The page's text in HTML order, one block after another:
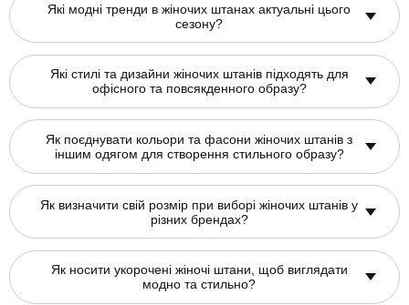
Які модні тренди в жіночих штанах актуальні цього
сезону?
Які стилі та дизайни жіночих штанів підходять для
офісного та повсякденного образу?
Як поєднувати кольори та фасони жіночих штанів з
іншим одягом для створення стильного образу?
Як визначити свій розмір при виборі жіночих штанів у
різних брендах?
Як носити укорочені жіночі штани, щоб виглядати
модно та стильно?